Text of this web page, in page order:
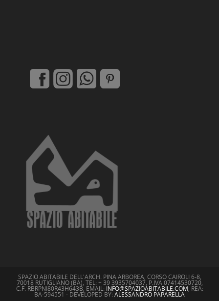
SPAZIO ABITABILE DELL'ARCH. PINA ARBOREA, CORSO CAIROLI 6-8,
70018 RUTIGLIANO (BA), TEL: + 39 3935704037, P.IVA 07414530720,
C.F. RBRPNI80R43H643B, EMAIL: INFO@SPAZIOABITABILE.COM, REA:
BA-594551 - DEVELOPED BY: ALESSANDRO PAPARELLA